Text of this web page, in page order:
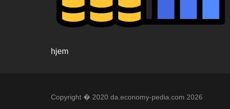
hjem
Copyright � 2020 da.economy-pedia.com 2026